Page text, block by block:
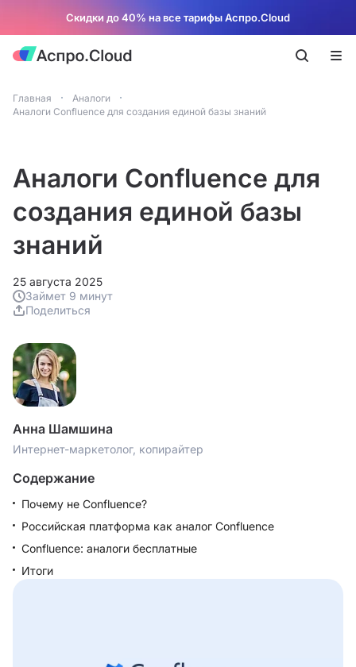
Скидки до 40% на все тарифы Аспро.Cloud
Главная
Аналоги
Аналоги Confluence для создания единой базы знаний
Аналоги Confluence для
создания единой базы
знаний
25 августа 2025
Займет 9 минут
Поделиться
Анна Шамшина
Интернет-маркетолог, копирайтер
Содержание
Почему не Confluence?
Российская платформа как аналог Confluence
Confluence: аналоги бесплатные
Итоги